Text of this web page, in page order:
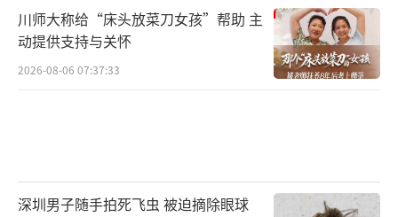
川师大称给“床头放菜刀女孩”帮助 主
动提供支持与关怀
2026-08-06 07:37:33
深圳男子随手拍死飞虫 被迫摘除眼球